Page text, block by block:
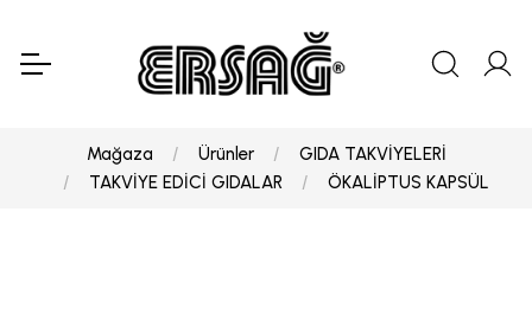
Mağaza Ürünler
GIDA TAKVİYELERİ
TAKVİYE EDİCİ GIDALAR
ÖKALİPTUS KAPSÜL